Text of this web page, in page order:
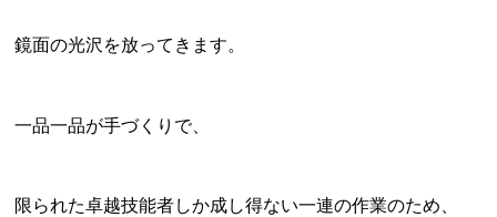
鏡面の光沢を放ってきます。
一品一品が手づくりで、
限られた卓越技能者しか成し得ない一連の作業のため、